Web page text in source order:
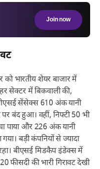
Join now
को भारतीय शेयर बाजार में
सेक्टर में बिकवाली की,
सेंसेक्स 610 अंक यानी
बंद हुआ। वहीं, निफ्टी 50 भी
पाया और 226 अंक यानी
बड़ी कंपनियों से ज्यादा
बीएसई मिडकैप इंडेक्स में
की भारी गिरावट देखी